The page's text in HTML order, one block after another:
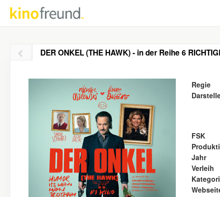
DER ONKEL (THE HAWK) - in der Reihe 6
Regie
FSK
Jahr
Verleih